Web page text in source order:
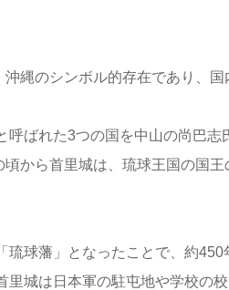
縄のシンボル的存在であり、国
ばれた3つの国を中山の尚巴志
から首里城は、琉球王国の国
球藩」となったことで、約
城は日本軍の駐屯地や学校の